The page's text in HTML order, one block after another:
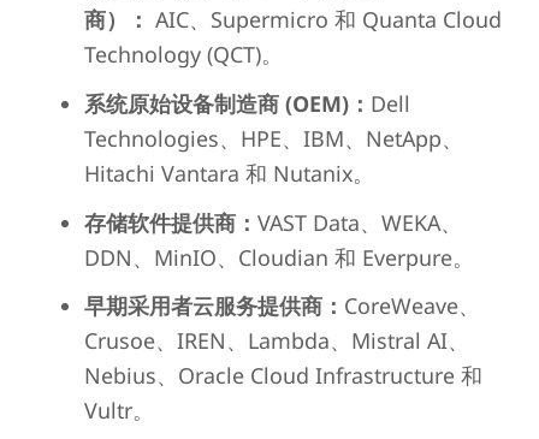
商）： AIC、Supermicro 和 Quanta Cloud
Technology (QCT)。
系统原始设备制造商 (OEM)： Dell
Technologies、HPE、IBM、NetApp、
Hitachi Vantara 和 Nutanix。
存储软件提供商： VAST Data、WEKA、
DDN、MinIO、Cloudian 和 Everpure。
早期采用者云服务提供商： CoreWeave、
Crusoe、IREN、Lambda、Mistral AI、
Nebius、Oracle Cloud Infrastructure 和
Vultr。